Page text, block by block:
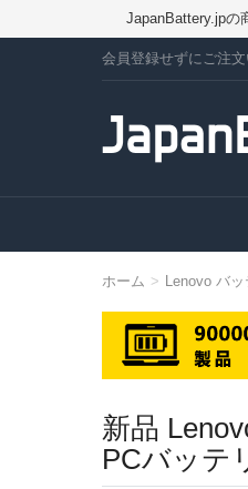
JapanBattery.jpの
会員登録せずにご注
ホーム Lenovo バ
新品
PCバッテ